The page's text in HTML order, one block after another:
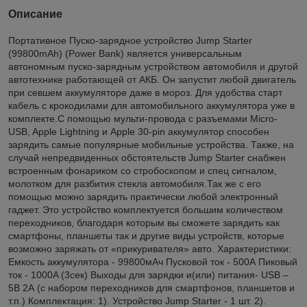
Описание
Портативное Пуско-зарядное устройство Jump Starter
(99800mAh) (Power Bank) является универсальным
автономным пуско-зарядным устройством автомобиля и другой
автотехнике работающей от АКБ. Он запустит любой двигатель
при севшем аккумуляторе даже в мороз. Для удобства старт
кабель с крокодилами для автомобильного аккумулятора уже в
комплекте.C помощью мульти-провода с разъемами Micro-
USB, Apple Lightning и Apple 30-pin аккумулятор способен
зарядить самые популярные мобильные устройства. Также, на
случай непредвиденных обстоятельств Jump Starter снабжен
встроенным фонариком со стробоскопом и спец сигналом,
молотком для разбития стекла автомобиля.Так же с его
помощью можно зарядить практически любой электронный
гаджет. Это устройство комплектуется большим количеством
переходников, благодаря которым вы сможете зарядить как
смартфоны, планшеты так и другие виды устройств, которые
возможно заряжать от «прикуривателя» авто. Характеристики:
Емкость аккумулятора - 99800мАч Пусковой ток - 500А Пиковый
ток - 1000A (3сек) Выходы для зарядки и(или) питания- USB –
5В 2А (с набором переходников для смартфонов, планшетов и
т.п.) Комплектация: 1). Устройство Jump Starter - 1 шт. 2).